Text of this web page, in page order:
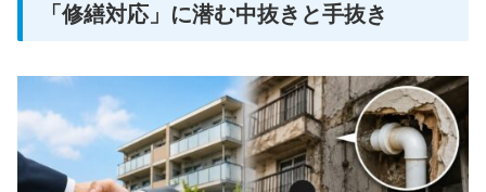
「修繕対応」に潜む中抜きと手抜き